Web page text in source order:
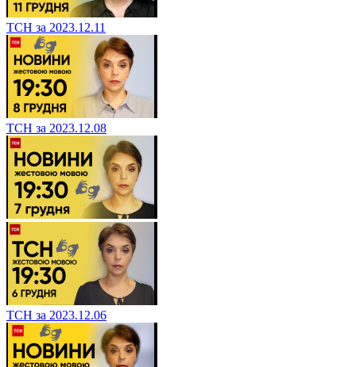
ТСН за 2023.12.11
ТСН за 2023.12.08
ТСН за 2023.12.06